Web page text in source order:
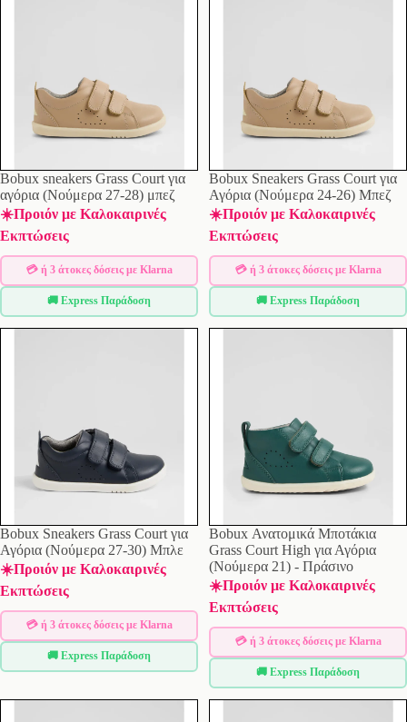
Bobux sneakers Grass Court για
αγόρια (Νούμερα 27-28) μπεζ
☀️Προιόν με Καλοκαιρινές
Εκπτώσεις
💳 ή 3 άτοκες δόσεις με Klarna
🚚 Express Παράδοση
Bobux Sneakers Grass Court για
Αγόρια (Νούμερα 24-26) Μπεζ
☀️Προιόν με Καλοκαιρινές
Εκπτώσεις
💳 ή 3 άτοκες δόσεις με Klarna
🚚 Express Παράδοση
Bobux Sneakers Grass Court για
Αγόρια (Νούμερα 27-30) Μπλε
☀️Προιόν με Καλοκαιρινές
Εκπτώσεις
💳 ή 3 άτοκες δόσεις με Klarna
🚚 Express Παράδοση
Bobux Ανατομικά Μποτάκια
Grass Court High για Αγόρια
(Νούμερα 21) - Πράσινο
☀️Προιόν με Καλοκαιρινές
Εκπτώσεις
💳 ή 3 άτοκες δόσεις με Klarna
🚚 Express Παράδοση